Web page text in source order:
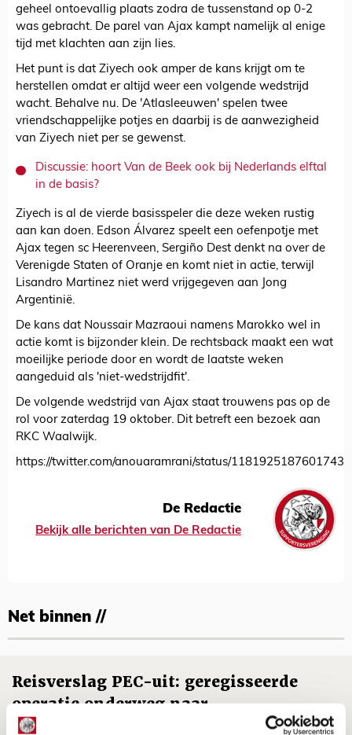
geheel ontoevallig plaats zodra de tussenstand op 0-2
was gebracht. De parel van Ajax kampt namelijk al enige
tijd met klachten aan zijn lies.
Het punt is dat Ziyech ook amper de kans krijgt om te
herstellen omdat er altijd weer een volgende wedstrijd
wacht. Behalve nu. De 'Atlasleeuwen' spelen twee
vriendschappelijke potjes en daarbij is de aanwezigheid
van Ziyech niet per se gewenst.
Discussie: hoort Van de Beek ook bij Nederlands elftal
in de basis?
Ziyech is al de vierde basisspeler die deze weken rustig
aan kan doen. Edson Álvarez speelt een oefenpotje met
Ajax tegen sc Heerenveen, Sergiño Dest denkt na over de
Verenigde Staten of Oranje en komt niet in actie, terwijl
Lisandro Martinez niet werd vrijgegeven aan Jong
Argentinië.
De kans dat Noussair Mazraoui namens Marokko wel in
actie komt is bijzonder klein. De rechtsback maakt een wat
moeilijke periode door en wordt de laatste weken
aangeduid als 'niet-wedstrijdfit'.
De volgende wedstrijd van Ajax staat trouwens pas op de
rol voor zaterdag 19 oktober. Dit betreft een bezoek aan
RKC Waalwijk.
https://twitter.com/anouaramrani/status/
De Redactie
Bekijk alle berichten van De Redactie
Net binnen //
Reisverslag PEC-uit: geregisseerde
operatie onderweg naar
‘voetbaltempel’